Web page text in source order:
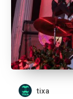
tixa